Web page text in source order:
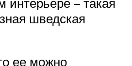
шведская
ее можно